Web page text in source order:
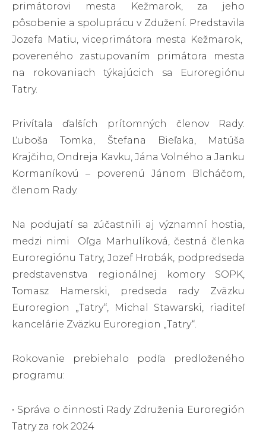
primátorovi mesta Kežmarok, za jeho
pôsobenie a spoluprácu v Zdužení. Predstavila
Jozefa Matiu, viceprimátora mesta Kežmarok,
povereného zastupovaním primátora mesta
na rokovaniach týkajúcich sa Euroregiónu
Tatry.
Privítala ďalších prítomných členov Rady:
Ľuboša Tomka, Štefana Bieľaka, Matúša
Krajčiho, Ondreja Kavku, Jána Volného a Janku
Kormaníkovú – poverenú Jánom Blcháčom,
členom Rady.
Na podujatí sa zúčastnili aj významní hostia,
medzi nimi Oľga Marhulíková, čestná členka
Euroregiónu Tatry, Jozef Hrobák, podpredseda
predstavenstva regionálnej komory SOPK,
Tomasz Hamerski, predseda rady Zväzku
Euroregion „Tatry“, Michal Stawarski, riaditeľ
kancelárie Zväzku Euroregion „Tatry“.
Rokovanie prebiehalo podľa predloženého
programu:
• Správa o činnosti Rady Združenia Euroregión
Tatry za rok 2024